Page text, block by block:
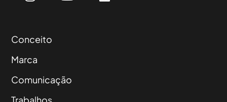
Conceito
Marca
Comunicação